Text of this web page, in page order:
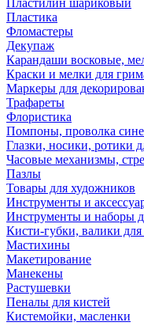
Пластилин шариковый
Пластика
Фломастеры
Декупаж
Карандаши восковые,
Краски и мелки для
Маркеры для
Трафареты
Флористика
Помпоны, проволка
Глазки, носики, ротики
Часовые механизмы,
Пазлы
Товары для художников
Инструменты и
Инструменты и наборы
Кисти-губки, валики
Мастихины
Макетирование
Манекены
Растушевки
Пеналы для кистей
Кистемойки, масленки